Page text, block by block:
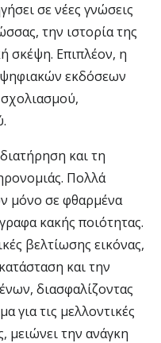
σε νέες γνώσεις
την ιστορία της
σκέψη. Επιπλέον, η
ψηφιακών εκδόσεων
και τη
Πολλά
μόνο σε φθαρμένα
κακής ποιότητας.
βελτίωσης εικόνας,
και την
διασφαλίζοντας
για τις μελλοντικές
μειώνει την ανάγκη